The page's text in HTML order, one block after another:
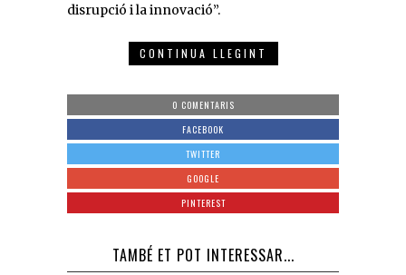
disrupció i la innovació”.
CONTINUA LLEGINT
0 COMENTARIS
FACEBOOK
TWITTER
GOOGLE
PINTEREST
TAMBÉ ET POT INTERESSAR...